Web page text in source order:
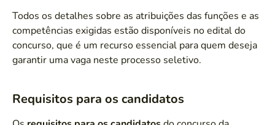
Todos os detalhes sobre as atribuições das funções e as
competências exigidas estão disponíveis no edital do
concurso, que é um recurso essencial para quem deseja
garantir uma vaga neste processo seletivo.
Requisitos para os candidatos